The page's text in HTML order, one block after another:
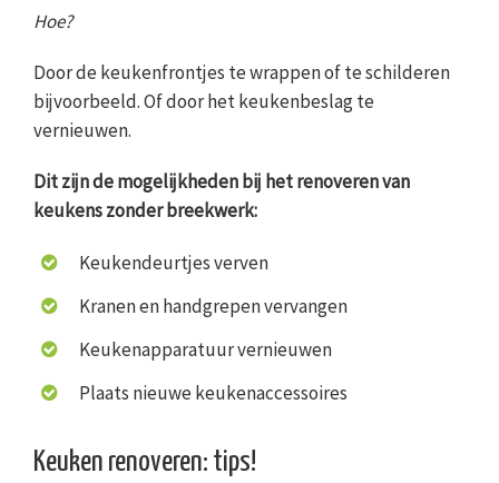
Hoe?
Door de keukenfrontjes te wrappen of te schilderen
bijvoorbeeld. Of door het keukenbeslag te
vernieuwen.
Dit zijn de mogelijkheden bij het renoveren van
keukens zonder breekwerk:
Keukendeurtjes verven
Kranen en handgrepen vervangen
Keukenapparatuur vernieuwen
Plaats nieuwe keukenaccessoires
Keuken renoveren: tips!